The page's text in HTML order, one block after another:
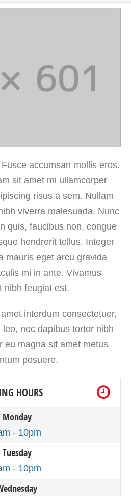
accumsan mollis eros.
sit amet mi ullamcorper
risus a sem. Nullam
viverra malesuada. Nunc
quis, faucibus non, congue
hendrerit tellus. Integer
mauris eget arcu gravida
mi in ante. Vivamus
nibh feugiat est.
interdum consectetuer,
nec dapibus tortor nibh
eu magna sit amet metus
posuere.
HOURS
Monday
- 10pm
Tuesday
- 10pm